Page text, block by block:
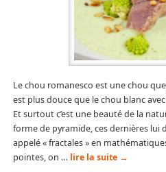
Le chou romanesco est une chou
est plus douce que le chou blanc
Et surtout c’est une beauté de la
forme de pyramide, ces dernières
appelé « fractales » en
pointes, on … lire la suite →